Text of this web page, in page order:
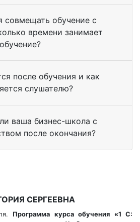
совмещать обучение с
времени занимает
обучение?
после обучения и как
слушателю?
ваша бизнес-школа с
после окончания?
СЕРГЕЕВНА
Программа курса обучения «1 С: